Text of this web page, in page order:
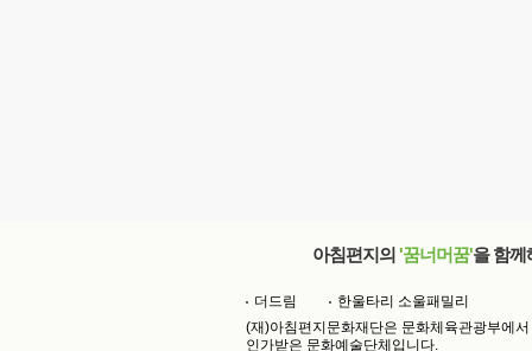
아침편지의 '꿈너머꿈'을 함께
더드림
한울타리 소울패밀리
(재)아침편지문화재단은 문화체육관광부에서
인가받은 문화예술단체입니다.